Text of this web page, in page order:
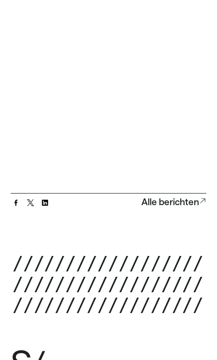
Alle berichten
//////////////////
//////////////////
//////////////////